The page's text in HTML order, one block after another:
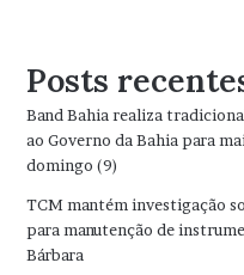
Posts
Band Bahia realiza
ao Governo da Bahia para
domingo (9)
TCM mantém investigação
para manutenção de
Bárbara